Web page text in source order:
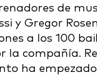
de
y Gregor
a los 100
la compañía.
ha